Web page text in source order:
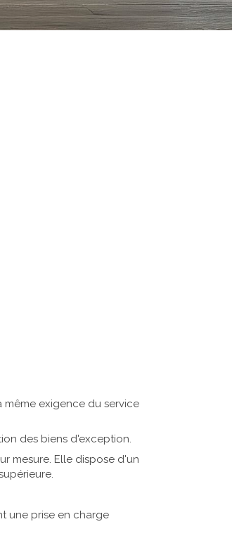
même exigence du service
des biens d'exception.
mesure. Elle dispose d'un
une prise en charge